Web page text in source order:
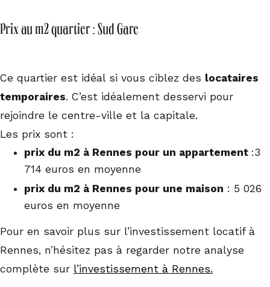
Prix au m2 quartier : Sud Gare
Ce quartier est idéal si vous ciblez des locataires
temporaires. C’est idéalement desservi pour
rejoindre le centre-ville et la capitale.
Les prix sont :
prix du m2 à Rennes pour un appartement :3
714 euros en moyenne
prix du m2 à Rennes pour une maison : 5 026
euros en moyenne
Pour en savoir plus sur l’investissement locatif à
Rennes, n’hésitez pas à regarder notre analyse
complète sur l’investissement à Rennes.